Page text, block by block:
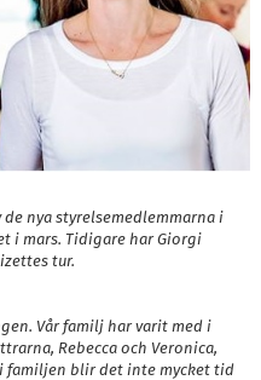
nya styrelsemedlemmarna i
i mars. Tidigare har Giorgi
tur.
Vår familj har varit med i
Rebecca och Veronica,
familjen blir det inte mycket tid